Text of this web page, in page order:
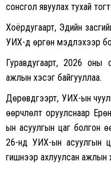
сонсгол явуулах тухай
Хоёрдугаарт, Эдийн
УИХ-д өргөн мэдүүлэхээр
Гуравдугаарт, 2026 оны
ажлын хэсэг байгууллаа.
Дөрөвдүгээрт, УИХ-ын
өөрчлөлт оруулснаар
ын асуулгын цаг болгон
26-нд УИХ-ын асуулгын
гишүүнээр ахлуулсан